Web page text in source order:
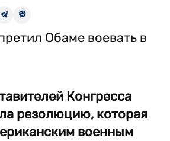
Конгресса
резолюцию, которая
военным